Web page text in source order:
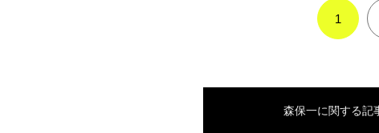
1
森保一に関する記